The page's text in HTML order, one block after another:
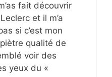
fait découvrir
et il m’a
si c’est mon
qualité de
voir des
yeux du «